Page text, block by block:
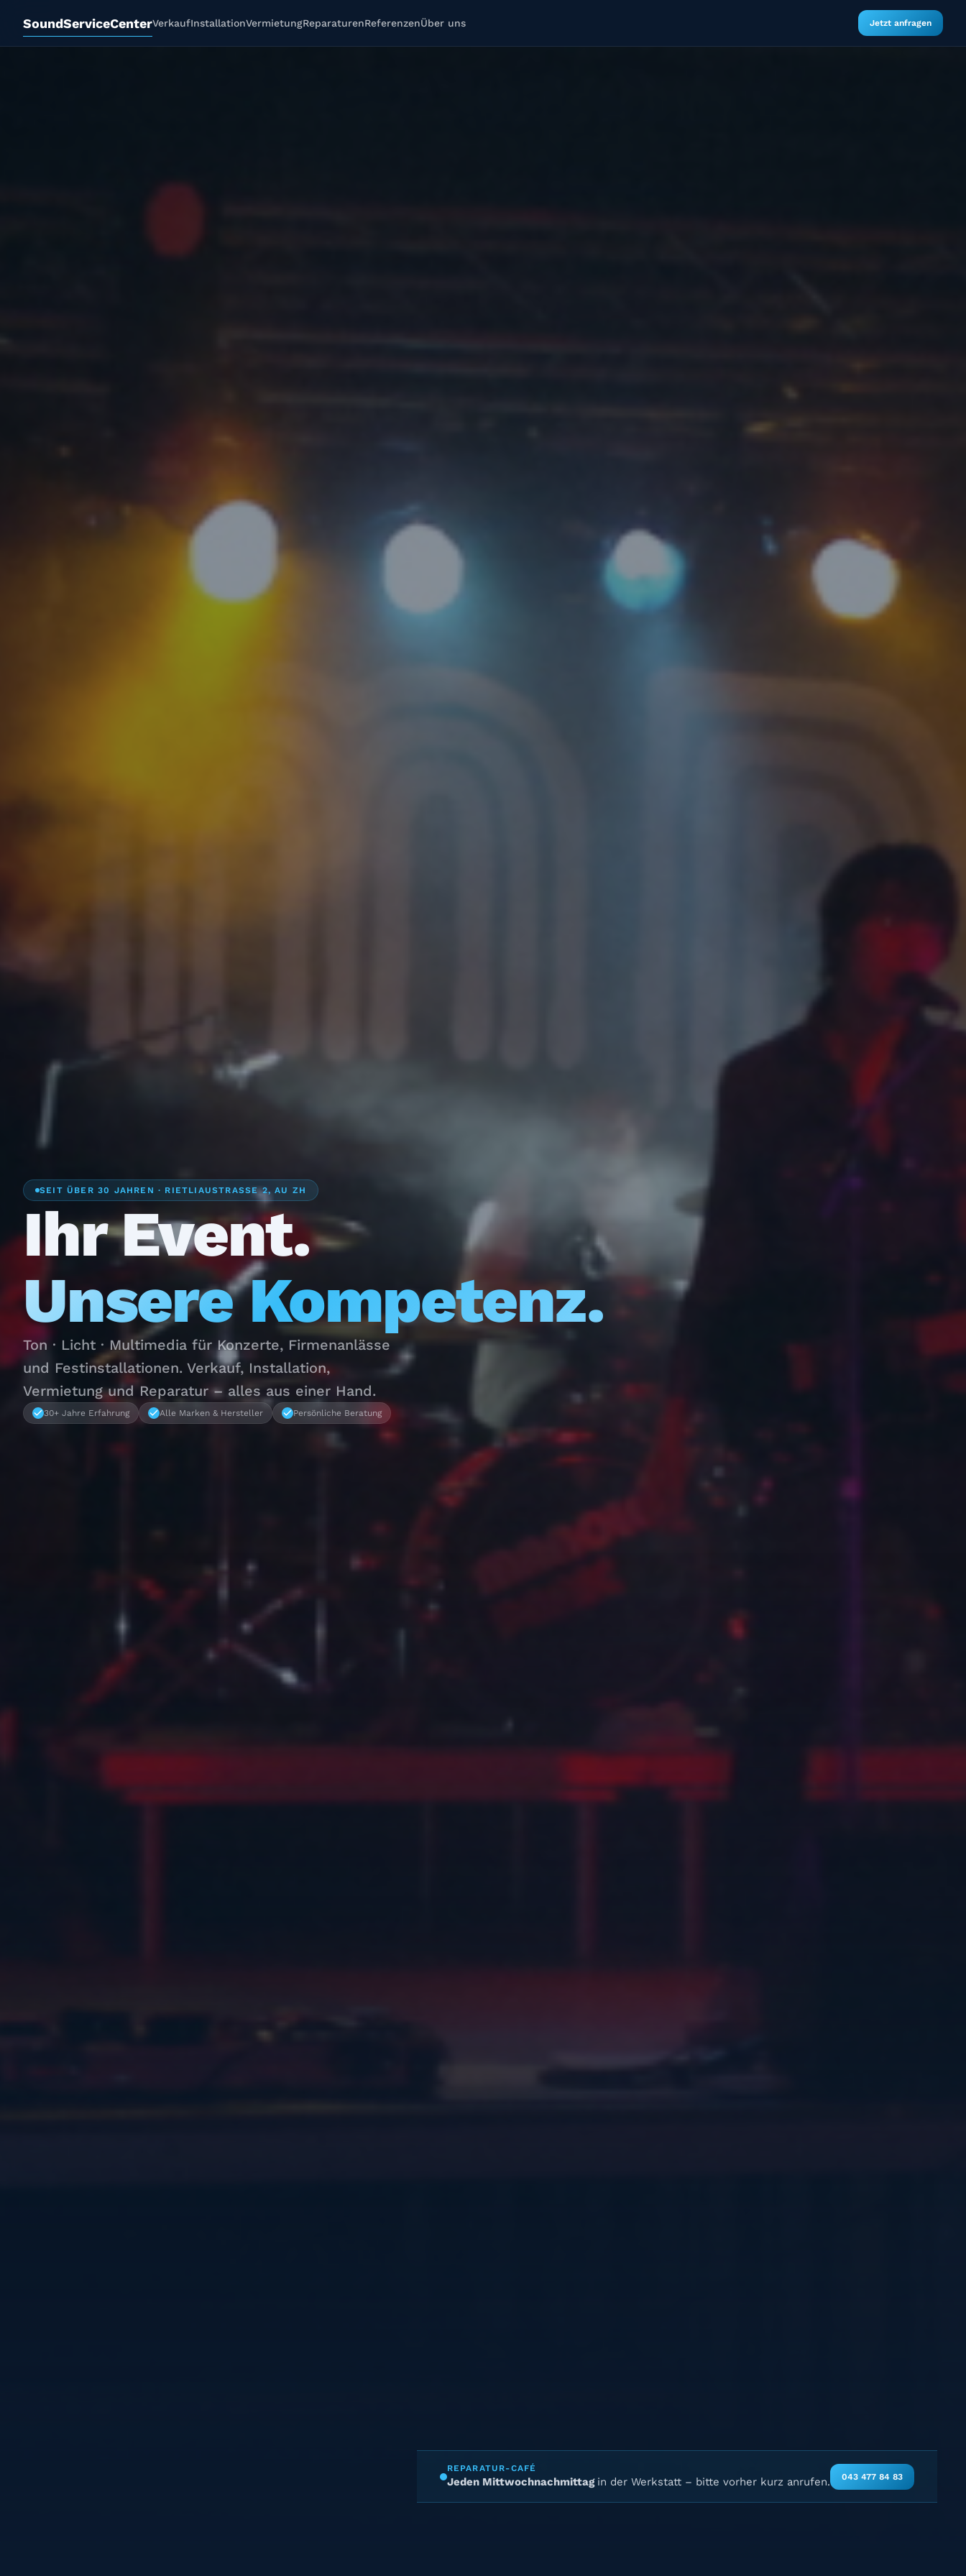
SoundServiceCenterVerkaufInstallationVermietungReparaturenReferenzenÜber uns Jetzt anfragen
SEIT ÜBER 30 JAHREN · RIETLIAUSTRASSE 2, AU ZH
Ihr Event.
Unsere Kompetenz.
Ton · Licht · Multimedia für Konzerte, Firmenanlässe
und Festinstallationen. Verkauf, Installation,
Vermietung und Reparatur – alles aus einer Hand.
30+ Jahre Erfahrung Alle Marken & Hersteller Persönliche Beratung
REPARATUR-CAFÉ
Jeden Mittwochnachmittag in der Werkstatt – bitte vorher kurz anrufen. 043 477 84 83